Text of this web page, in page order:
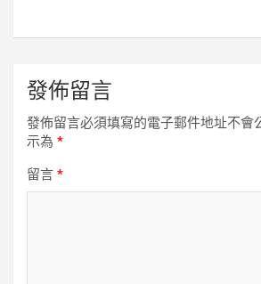
發佈留言
發佈留言必須填寫的電子郵件地址不會
示為 *
留言 *